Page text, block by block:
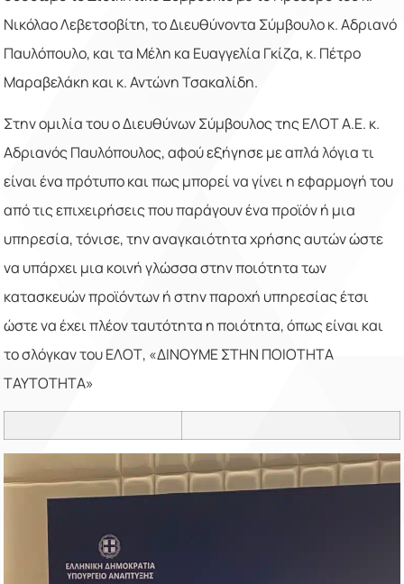
Νικόλαο Λεβετσοβίτη, το Διευθύνοντα Σύμβουλο κ. Αδριανό
Παυλόπουλο, και τα Μέλη κα Ευαγγελία Γκίζα, κ. Πέτρο
Μαραβελάκη και κ. Αντώνη Τσακαλίδη.
Στην ομιλία του ο Διευθύνων Σύμβουλος της ΕΛΟΤ Α.Ε. κ.
Αδριανός Παυλόπουλος, αφού εξήγησε με απλά λόγια τι
είναι ένα πρότυπο και πως μπορεί να γίνει η εφαρμογή του
από τις επιχειρήσεις που παράγουν ένα προϊόν ή μια
υπηρεσία, τόνισε, την αναγκαιότητα χρήσης αυτών ώστε
να υπάρχει μια κοινή γλώσσα στην ποιότητα των
κατασκευών προϊόντων ή στην παροχή υπηρεσίας έτσι
ώστε να έχει πλέον ταυτότητα η ποιότητα, όπως είναι και
το σλόγκαν του ΕΛΟΤ, «ΔΙΝΟΥΜΕ ΣΤΗΝ ΠΟΙΟΤΗΤΑ
ΤΑΥΤΟΤΗΤΑ»